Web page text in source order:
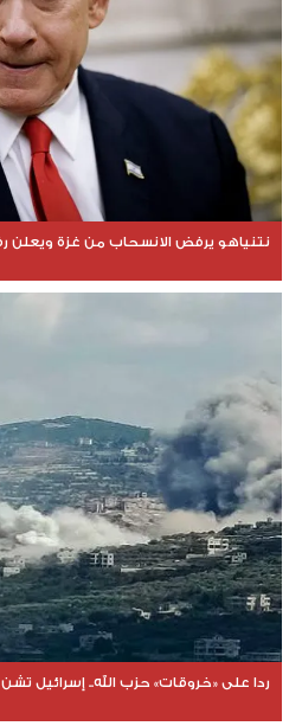
نتنياهو يرفض الانسحاب من غزة ويعلن
ردا على «خروقات» حزب الله.. إسرائيل